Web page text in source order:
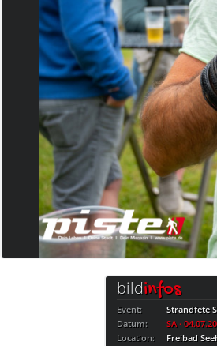
bildinfos
Event:
Strandfete
Datum:
SA ·
Location:
Freibad